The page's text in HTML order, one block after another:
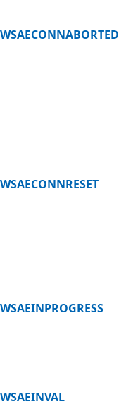
WSAECONNABORTED
WSAECONNRESET
WSAEINPROGRESS
WSAEINVAL